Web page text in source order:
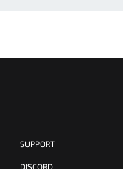
SUPPORT
DISCORD